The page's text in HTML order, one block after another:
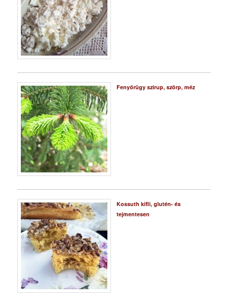
Fenyőrügy szirup, szörp, méz
Kossuth kifli, glutén- és
tejmentesen